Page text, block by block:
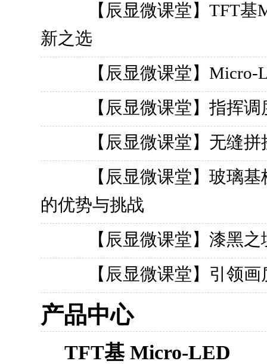
【辰显微课堂】TFT
新之选
【辰显微课堂】
【辰显微课堂】指挥
【辰显微课堂】无缝
【辰显微课堂】玻璃
的优势与挑战
【辰显微课堂】漆黑
【辰显微课堂】引领
产品中心
TFT基 Micro-LED